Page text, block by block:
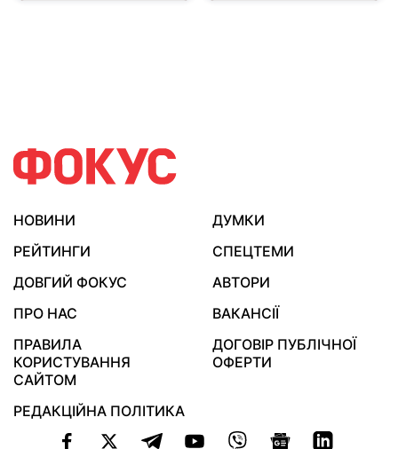
НОВИНИ
ДУМКИ
РЕЙТИНГИ
СПЕЦТЕМИ
ДОВГИЙ ФОКУС
АВТОРИ
ПРО НАС
ВАКАНСІЇ
ПРАВИЛА
КОРИСТУВАННЯ
САЙТОМ
ДОГОВІР ПУБЛІЧНОЇ
ОФЕРТИ
РЕДАКЦІЙНА ПОЛІТИКА